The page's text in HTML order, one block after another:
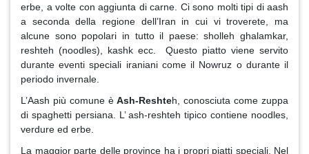
erbe, a volte con aggiunta di carne. Ci sono molti tipi di aash
a seconda della regione dell’Iran in cui vi troverete, ma
alcune sono popolari in tutto il paese: sholleh ghalamkar,
reshteh (noodles), kashk ecc. Questo piatto viene servito
durante eventi speciali iraniani come il Nowruz o durante il
periodo invernale.
L’Aash più comune èAsh-Reshteh, conosciuta come zuppa
di spaghetti persiana. L’ ash-reshteh tipico contiene noodles,
verdure ed erbe.
La maggior parte delle province ha i propri piatti speciali. Nel